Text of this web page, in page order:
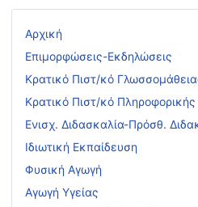
Αρχική
Επιμορφώσεις-Εκδηλώσεις
Κρατικό Πιστ/κό
Κρατικό Πιστ/κό Πληροφορικής
Ενισχ. Διδασκαλία-Πρόσθ.
Ιδιωτική Εκπαίδευση
Φυσική Αγωγή
Αγωγή Υγείας